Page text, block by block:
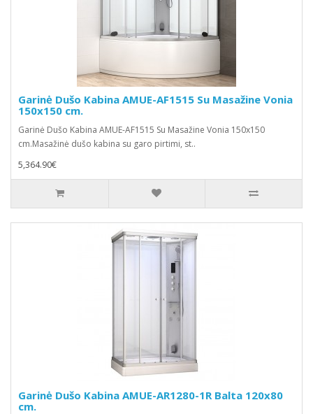
Garinė Dušo Kabina AMUE-AF1515 Su Masažine Vonia
150x150 cm.
Garinė Dušo Kabina AMUE-AF1515 Su Masažine Vonia 150x150
cm.Masažinė dušo kabina su garo pirtimi, st..
5,364.90€
Garinė Dušo Kabina AMUE-AR1280-1R Balta 120x80
cm.